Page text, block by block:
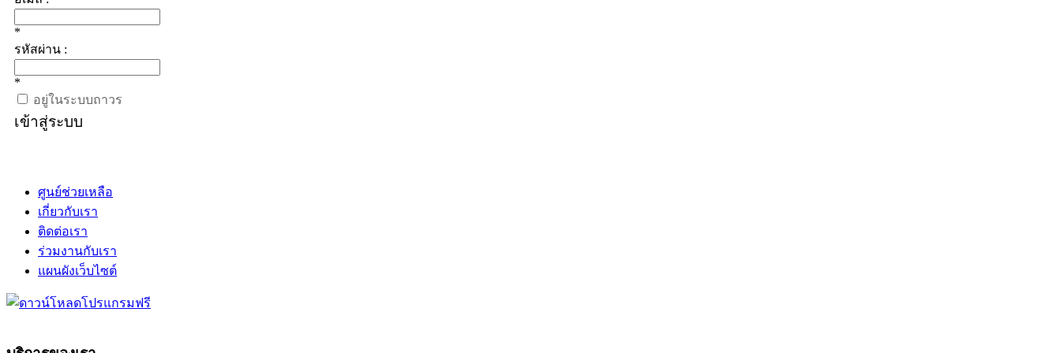
*
รหัสผ่าน :
*
อยู่ในระบบถาวร
เข้าสู่ระบบ
ศูนย์ช่วยเหลือ
เกี่ยวกับเรา
ติดต่อเรา
ร่วมงานกับเรา
แผนผังเว็บไซต์